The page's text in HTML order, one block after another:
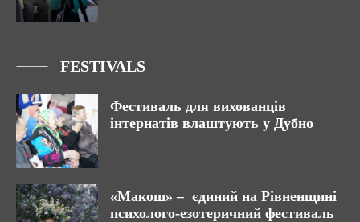
FESTIVALS
Фестиваль для вихованців
інтернатів влаштують у Дубно
«Макош» – єдиний на Рівненщині
психолого-езотеричний фестиваль